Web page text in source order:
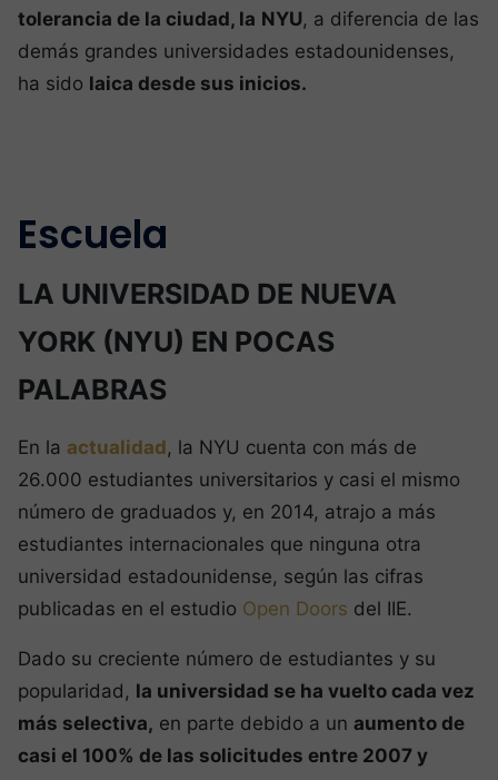
tolerancia de la ciudad, la NYU, a diferencia de las
demás grandes universidades estadounidenses,
ha sido laica desde sus inicios.
Escuela
LA UNIVERSIDAD DE NUEVA
YORK (NYU) EN POCAS
PALABRAS
En la actualidad, la NYU cuenta con más de
26.000 estudiantes universitarios y casi el mismo
número de graduados y, en 2014, atrajo a más
estudiantes internacionales que ninguna otra
universidad estadounidense, según las cifras
publicadas en el estudio Open Doors del IIE.
Dado su creciente número de estudiantes y su
popularidad, la universidad se ha vuelto cada vez
más selectiva, en parte debido a un aumento de
casi el 100% de las solicitudes entre 2007 y